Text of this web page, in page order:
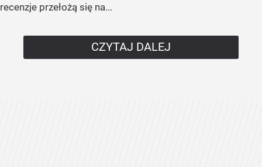
recenzje przełożą się na...
CZYTAJ DALEJ